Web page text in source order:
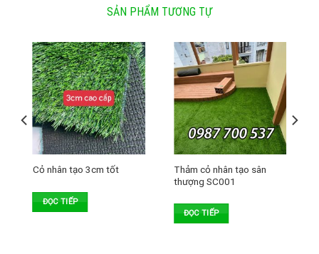
SẢN PHẨM TƯƠNG TỰ
Cỏ nhân tạo 3cm tốt
ĐỌC TIẾP
Thảm cỏ nhân tạo sân
thượng SC001
ĐỌC TIẾP